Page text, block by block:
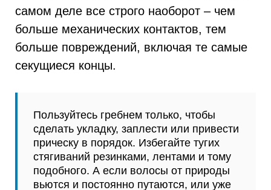
самом деле все строго наоборот – чем
больше механических контактов, тем
больше повреждений, включая те самые
секущиеся концы.
Пользуйтесь гребнем только, чтобы
сделать укладку, заплести или привести
прическу в порядок. Избегайте тугих
стягиваний резинками, лентами и тому
подобного. А если волосы от природы
вьются и постоянно путаются, или уже